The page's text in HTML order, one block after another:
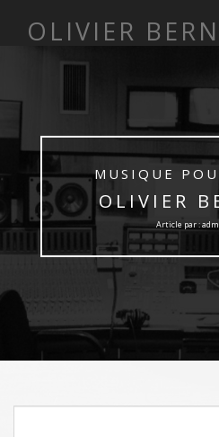
OLIVIER
MUSIQUE
OLIVIER
Article par :